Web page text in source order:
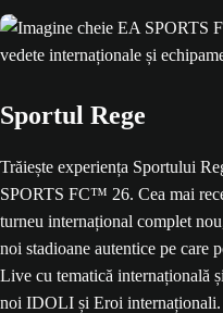
Sportul Rege
Trăiește experiența Sportului
SPORTS FC™ 26. Cea mai
turneu internațional complet
noi stadioane autentice pe care
Live cu tematică internațională
noi IDOLI și Eroi internaționali.